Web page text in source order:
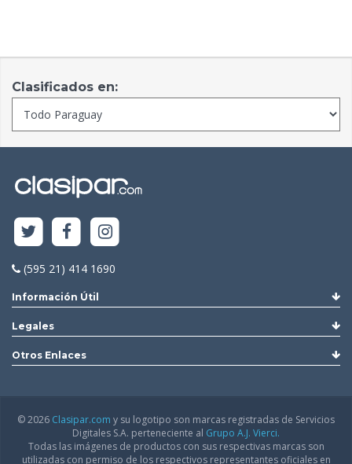
Clasificados en:
(595 21) 414 1690
Información Útil
Legales
Otros Enlaces
© 2026 Clasipar.com y su logotipo son marcas registradas de Servicios
Digitales S.A. perteneciente al Grupo A.J. Vierci.
Todas las imágenes de productos con sus respectivas marcas son
utilizadas con permiso de los respectivos representantes oficiales en